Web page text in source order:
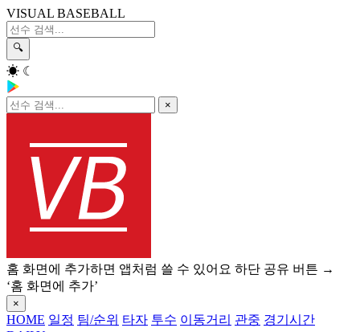
VISUAL BASEBALL
🔍
☀ ☾
×
홈 화면에 추가하면 앱처럼 쓸 수 있어요 하단 공유 버튼 →
‘홈 화면에 추가’
×
HOME 일정 팀/순위 타자 투수 이동거리 관중 경기시간